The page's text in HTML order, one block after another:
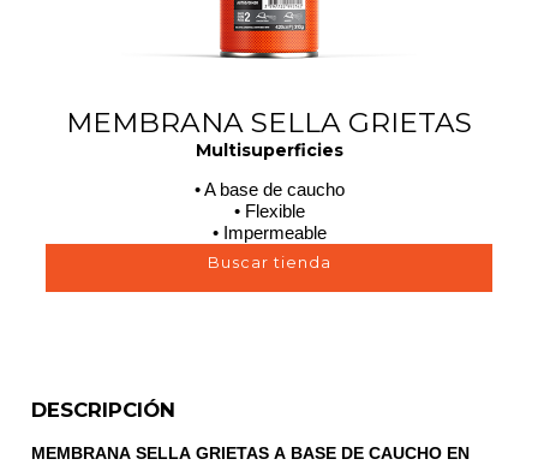
MEMBRANA SELLA GRIETAS
Multisuperficies
• A base de caucho
• Flexible
• Impermeable
Buscar tienda
DESCRIPCIÓN
MEMBRANA SELLA GRIETAS A BASE DE CAUCHO EN